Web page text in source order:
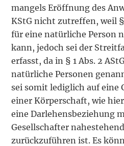
mangels Eröffnung des
KStG nicht zutreffen, weil §
für eine natürliche Person
kann, jedoch sei der
erfasst, da in § 1 Abs. 2
natürliche Personen
sei somit lediglich auf eine
einer Körperschaft, wie
eine Darlehensbeziehung
Gesellschafter
zurückzuführen ist. Es